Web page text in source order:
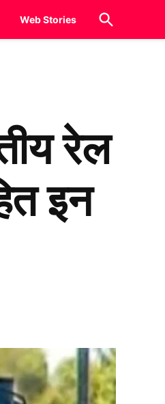
Web Stories
Open
Search
रेल
इन